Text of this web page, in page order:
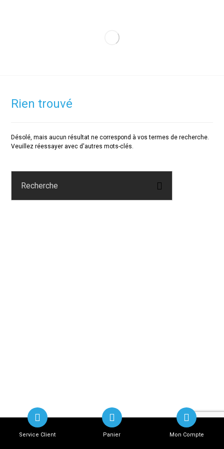
Rien trouvé
Désolé, mais aucun résultat ne correspond à vos termes de recherche.
Veuillez réessayer avec d'autres mots-clés.
Service Client Panier Mon Compte